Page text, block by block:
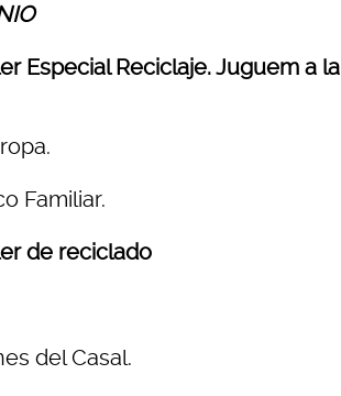
Especial Reciclaje. Juguem a la
Familiar.
de reciclado
del Casal.